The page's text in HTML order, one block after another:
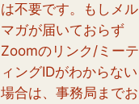
は不要です。もしメル
マガが届いておらず
Zoomのリンク/ミーテ
ィングIDがわからない
場合は、事務局までお